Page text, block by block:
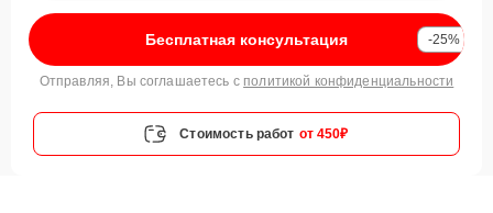
Бесплатная консультация -25%
Отправляя, Вы соглашаетесь с политикой конфиденциальности
Стоимость работ от 450₽